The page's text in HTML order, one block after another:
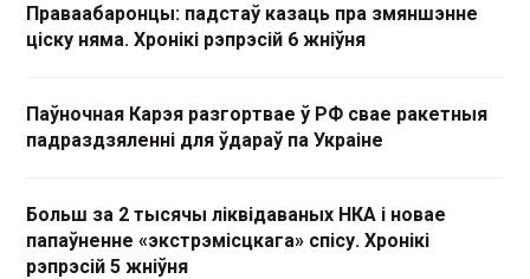
Праваабаронцы: падстаў казаць пра змяншэнне
ціску няма. Хронікі рэпрэсій 6 жніўня
Паўночная Карэя разгортвае ў РФ свае ракетныя
падраздзяленні для ўдараў па Украіне
Больш за 2 тысячы ліквідаваных НКА і новае
папаўненне «экстрэмісцкага» спісу. Хронікі
рэпрэсій 5 жніўня